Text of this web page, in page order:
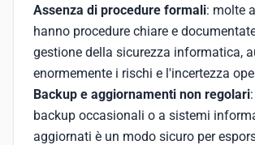
Assenza di procedure formali: molte
hanno procedure chiare e
gestione della sicurezza informatica,
enormemente i rischi e l'incertezza
Backup e aggiornamenti non regolari
backup occasionali o a sistemi
aggiornati è un modo sicuro per